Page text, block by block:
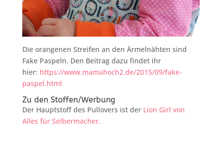
Die orangenen Streifen an den Ärmelnähten sind
Fake Paspeln. Den Beitrag dazu findet ihr
hier: https://www.mamahoch2.de/2015/09/fake-
paspel.html
Zu den Stoffen/Werbung
Der Hauptstoff des Pullovers ist der Lion Girl von
Alles für Selbermacher.